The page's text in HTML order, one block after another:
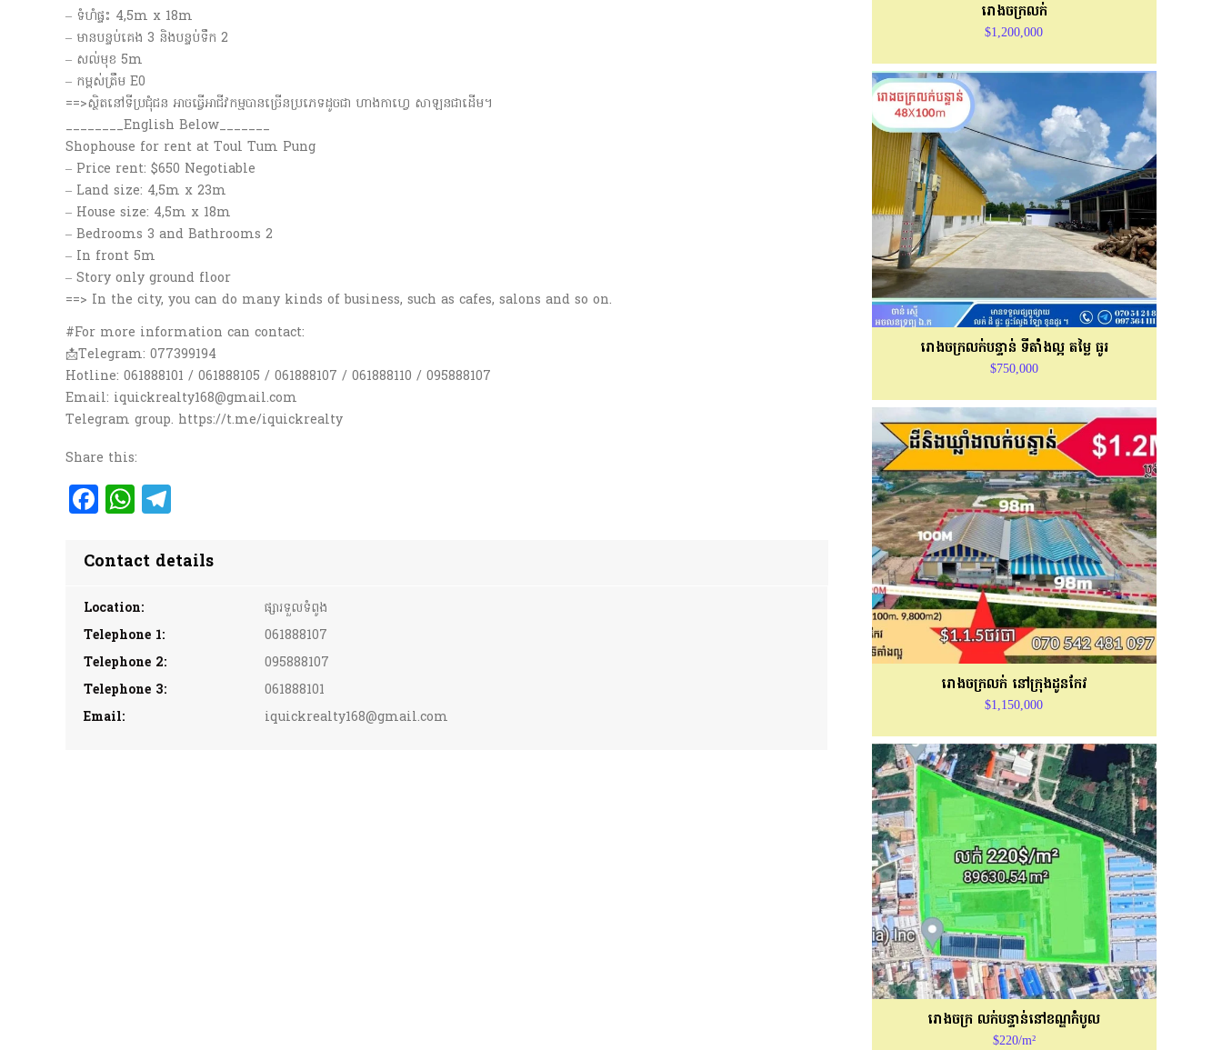
– ទំហំផ្ទះ 4,5m x 18m
– មានបន្ទប់គេង 3 និង​បន្ទប់ទឹក 2
– សល់មុខ 5m
– កម្ពស់ត្រឹម E0
==>ស្ថិតនៅទីប្រជុំជន អាចធ្វើអាជីវកម្មបានច្រើនប្រភេទដូចជា ហាងកាហ្វេ សាឡនជាដើម។
________English Below_______
Shophouse for rent at Toul Tum Pung
– Price rent: $650 Negotiable
– Land size: 4,5m x 23m
– House size: 4,5m x 18m
– Bedrooms 3 and Bathrooms 2
– In front 5m
– Story only ground floor
==> In the city, you can do many kinds of business, such as cafes, salons and so on.
#For more information can contact:
📩Telegram: 077399194
Hotline: 061888101 / 061888105 / 061888107 / 061888110 / 095888107
Email: iquickrealty168@gmail.com
Telegram group. https://t.me/iquickrealty
Share this:
Facebook
WhatsApp
Contact details
Location:
ផ្សារទួលទំពូង
Telephone 1:
061888107
Telephone 2:
095888107
Telephone 3:
061888101
Email:
iquickrealty168@gmail.com
រោងចក្រលក់
$1,200,000
រោងចក្រ​លក់បន្ទាន់ ទីតាំងល្អ តម្លៃ ធូរ
$750,000
រោងចក្រ​លក់ នៅក្រុងដូនកែវ
$1,150,000
រោងចក្រ លក់បន្ទាន់នៅខណ្ឌកំបូល
$220/m²